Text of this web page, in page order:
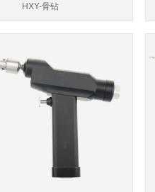
HXY-骨钻